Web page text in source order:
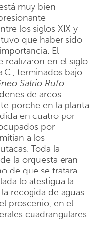
muy bien
los siglos XIX y
que haber sido
El
realizaron en el siglo
terminados bajo
Satrio Rufo.
de arcos
porche en la planta
en cuatro por
por
a los
Toda la
la orquesta eran
de que se tratara
lo atestigua la
recogida de aguas
proscenio, en el
cuadrangulares